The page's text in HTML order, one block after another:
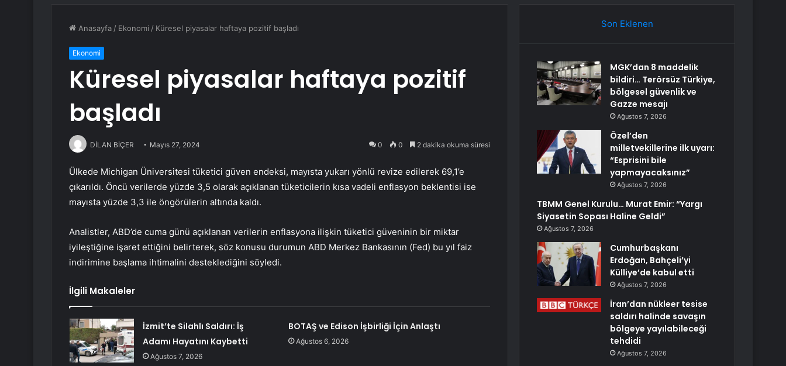
Anasayfa / Ekonomi / Küresel piyasalar haftaya pozitif başladı
Ekonomi
Küresel piyasalar haftaya pozitif
başladı
DİLAN BİÇER Mayıs 27, 2024 0 0 2 dakika okuma süresi
Ülkede Michigan Üniversitesi tüketici güven endeksi, mayısta yukarı yönlü revize edilerek 69,1’e
çıkarıldı. Öncü verilerde yüzde 3,5 olarak açıklanan tüketicilerin kısa vadeli enflasyon beklentisi ise
mayısta yüzde 3,3 ile öngörülerin altında kaldı.
Analistler, ABD’de cuma günü açıklanan verilerin enflasyona ilişkin tüketici güveninin bir miktar
iyileştiğine işaret ettiğini belirterek, söz konusu durumun ABD Merkez Bankasının (Fed) bu yıl faiz
indirimine başlama ihtimalini desteklediğini söyledi.
İlgili Makaleler
İzmit’te Silahlı Saldırı: İş
Adamı Hayatını Kaybetti
Ağustos 7, 2026
BOTAŞ ve Edison İşbirliği İçin Anlaştı
Ağustos 6, 2026
Son Eklenen
MGK’dan 8 maddelik
bildiri… Terörsüz Türkiye,
bölgesel güvenlik ve
Gazze mesajı
Ağustos 7, 2026
Özel’den
milletvekillerine ilk uyarı:
“Esprisini bile
yapmayacaksınız”
Ağustos 7, 2026
TBMM Genel Kurulu… Murat Emir: “Yargı
Siyasetin Sopası Haline Geldi”
Ağustos 7, 2026
Cumhurbaşkanı
Erdoğan, Bahçeli’yi
Külliye’de kabul etti
Ağustos 7, 2026
İran’dan nükleer tesise
saldırı halinde savaşın
bölgeye yayılabileceği
tehdidi
Ağustos 7, 2026